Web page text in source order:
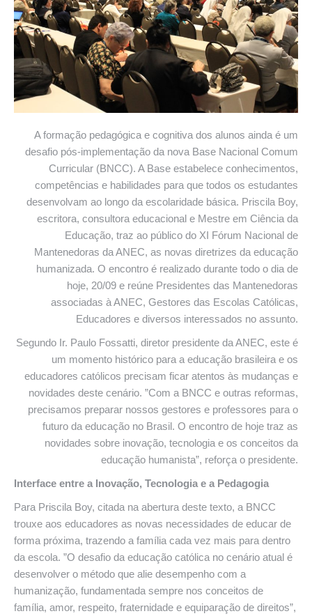
A formação pedagógica e cognitiva dos alunos ainda é um
desafio pós-implementação da nova Base Nacional Comum
Curricular (BNCC). A Base estabelece conhecimentos,
competências e habilidades para que todos os estudantes
desenvolvam ao longo da escolaridade básica. Priscila Boy,
escritora, consultora educacional e Mestre em Ciência da
Educação, traz ao público do XI Fórum Nacional de
Mantenedoras da ANEC, as novas diretrizes da educação
humanizada. O encontro é realizado durante todo o dia de
hoje, 20/09 e reúne Presidentes das Mantenedoras
associadas à ANEC, Gestores das Escolas Católicas,
Educadores e diversos interessados no assunto.
Segundo Ir. Paulo Fossatti, diretor presidente da ANEC, este é
um momento histórico para a educação brasileira e os
educadores católicos precisam ficar atentos às mudanças e
novidades deste cenário. ”Com a BNCC e outras reformas,
precisamos preparar nossos gestores e professores para o
futuro da educação no Brasil. O encontro de hoje traz as
novidades sobre inovação, tecnologia e os conceitos da
educação humanista”, reforça o presidente.
Interface entre a Inovação, Tecnologia e a Pedagogia
Para Priscila Boy, citada na abertura deste texto, a BNCC
trouxe aos educadores as novas necessidades de educar de
forma próxima, trazendo a família cada vez mais para dentro
da escola. ”O desafio da educação católica no cenário atual é
desenvolver o método que alie desempenho com a
humanização, fundamentada sempre nos conceitos de
família, amor, respeito, fraternidade e equiparação de direitos”,